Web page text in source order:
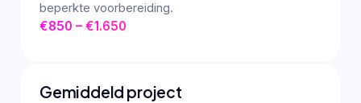
beperkte voorbereiding.
€850 – €1.650
Gemiddeld project